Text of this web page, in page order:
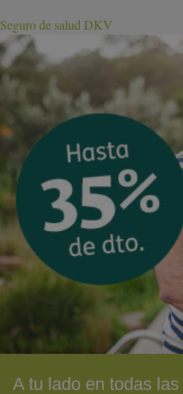
Seguro de salud DKV
A tu lado en todas